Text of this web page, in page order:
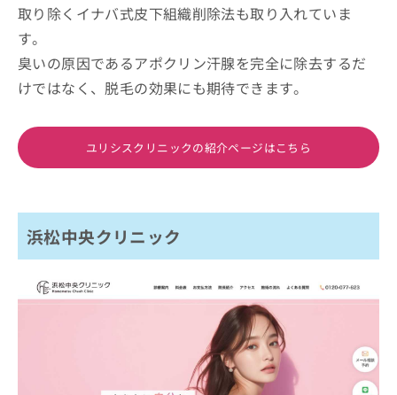
取り除くイナバ式皮下組織削除法も取り入れていま
す。
臭いの原因であるアポクリン汗腺を完全に除去するだ
けではなく、脱毛の効果にも期待できます。
ユリシスクリニックの紹介ページはこちら
浜松中央クリニック